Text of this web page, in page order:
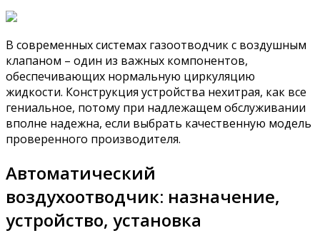
В современных системах газоотводчик с воздушным
клапаном – один из важных компонентов,
обеспечивающих нормальную циркуляцию
жидкости. Конструкция устройства нехитрая, как все
гениальное, потому при надлежащем обслуживании
вполне надежна, если выбрать качественную модель
проверенного производителя.
Автоматический
воздухоотводчик: назначение,
устройство, установка